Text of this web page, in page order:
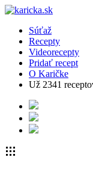
Súťaž
Recepty
Videorecepty
Pridať recept
O Karičke
Už 2341